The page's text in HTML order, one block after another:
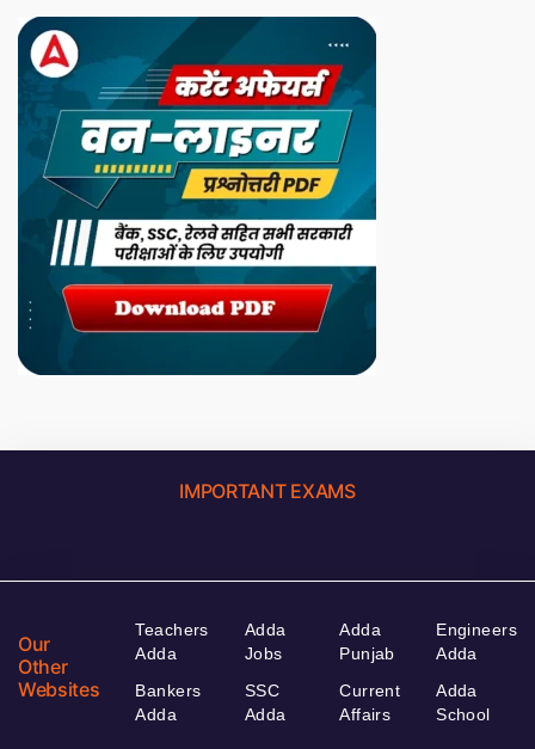
IMPORTANT EXAMS
Our
Other
Websites
Teachers
Adda
Bankers
Adda
Adda
Jobs
SSC
Adda
Adda
Punjab
Current
Affairs
Engineers
Adda
Adda
School